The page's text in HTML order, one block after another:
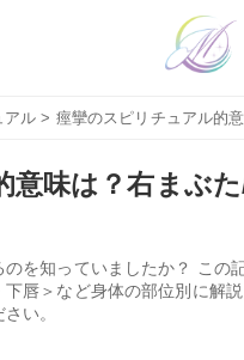
アル > 痙攣のスピリチュアル的
味は？右まぶ
を知っていましたか？ この
唇＞など身体の部位別に解
い。